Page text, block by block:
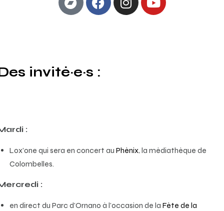
invité·e·s :
:
Lox’one qui sera en concert au Phénix, la médiathèque de
Colombelles.
:
en direct du Parc d’Ornano à l’occasion de la Fête de la